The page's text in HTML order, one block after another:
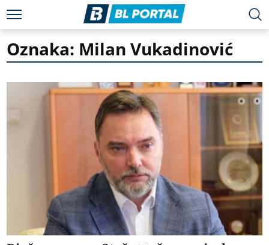
Oznaka: Milan Vukadinović